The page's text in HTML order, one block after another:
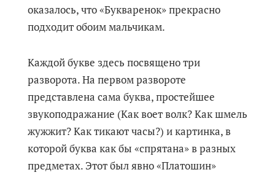
оказалось, что «Букваренок» прекрасно
подходит обоим мальчикам.
Каждой букве здесь посвящено три
разворота. На первом развороте
представлена сама буква, простейшее
звукоподражание (Как воет волк? Как шмель
жужжит? Как тикают часы?) и картинка, в
которой буква как бы «спрятана» в разных
предметах. Этот был явно «Платошин»